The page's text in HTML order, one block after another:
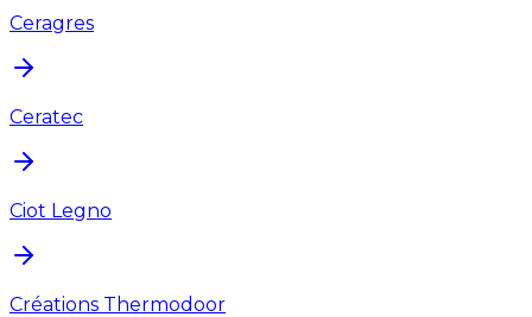
Ceragres
Ceratec
Ciot Legno
Créations Thermodoor